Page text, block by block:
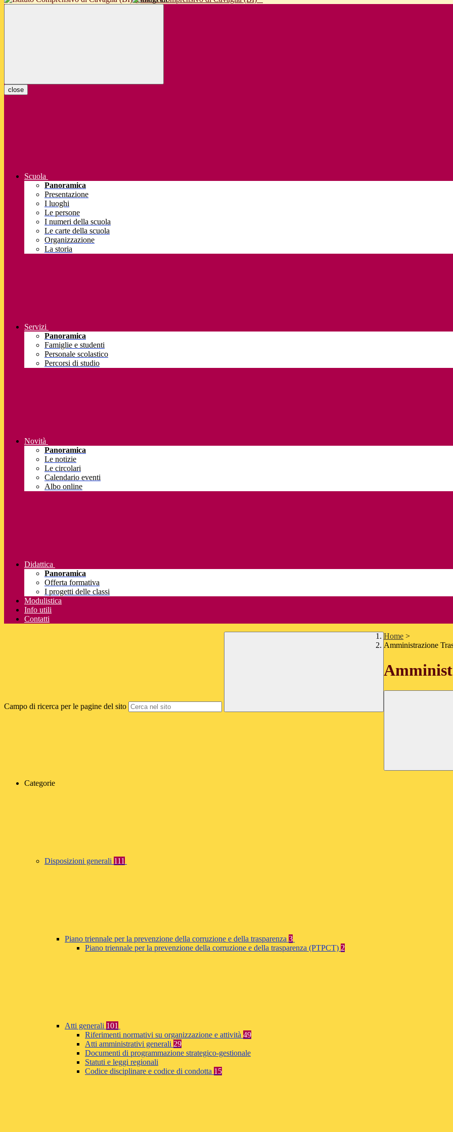
close
Scuola
Panoramica
Presentazione
I luoghi
Le persone
I numeri della scuola
Le carte della scuola
Organizzazione
La storia
Servizi
Panoramica
Famiglie e studenti
Personale scolastico
Percorsi di studio
Novità
Panoramica
Le notizie
Le circolari
Calendario eventi
Albo online
Didattica
Panoramica
Offerta formativa
I progetti delle classi
Modulistica
Info utili
Contatti
Campo di ricerca per le pagine del sito
Home >
Amministrazione
Categorie
Disposizioni generali 111
Piano triennale per la prevenzione della corruzione e della trasparenza 3
Piano triennale per la prevenzione della corruzione e della trasparenza (PTPCT) 2
Atti generali 101
Riferimenti normativi su organizzazione e attività 49
Atti amministrativi generali 29
Documenti di programmazione strategico-gestionale
Statuti e leggi regionali
Codice disciplinare e codice di condotta 15